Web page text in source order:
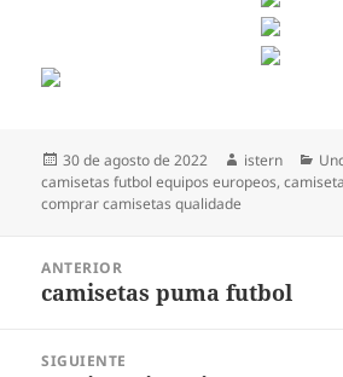
Publicado
el
30 de agosto de 2022 Autor
istern
camisetas futbol equipos europeos,
comprar camisetas qualidade
entradas
ANTERIOR
Entrada
camisetas puma futbol
SIGUIENTE